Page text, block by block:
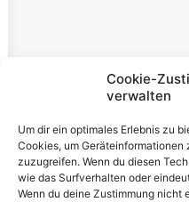
Cookie-
verwalten
Um dir ein optimales Erlebnis zu
Cookies, um
zuzugreifen. Wenn du diesen
wie das Surfverhalten oder
Wenn du deine Zustimmung
Rechtliches
Datenschutzerklärung
Cookie-Richtlinie (EU)